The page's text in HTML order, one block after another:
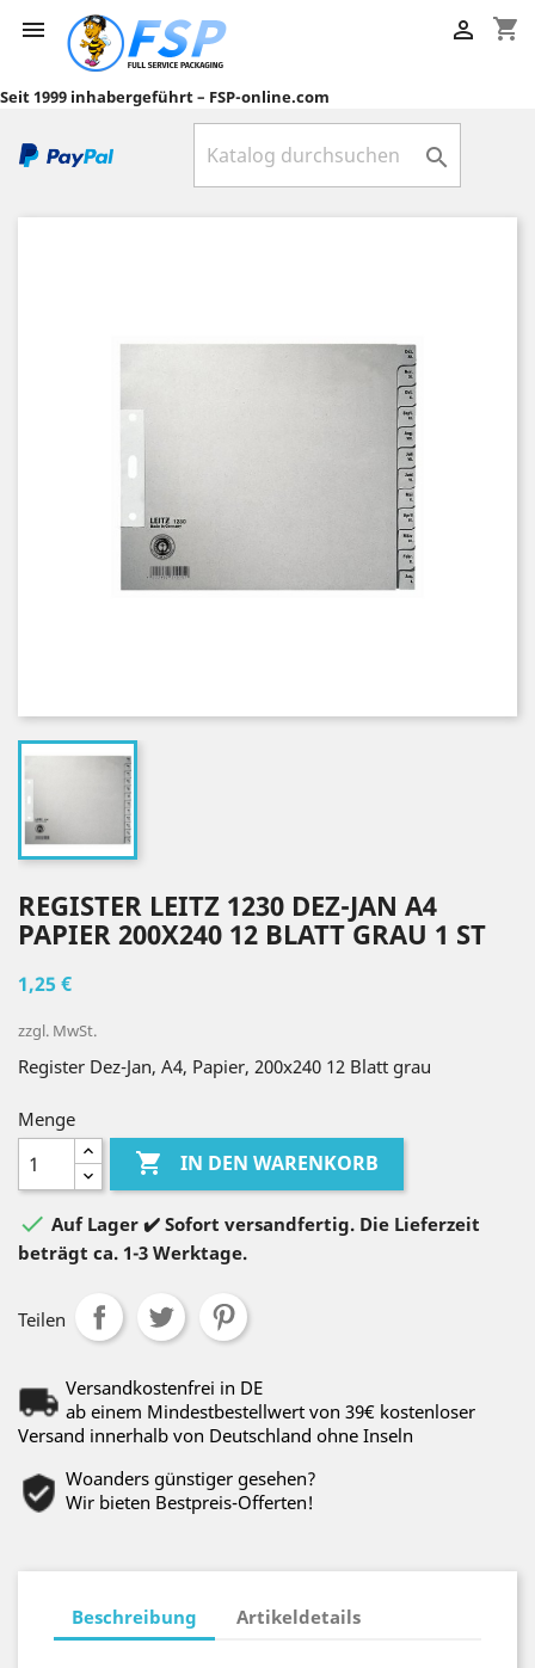
 shopping_cart

Seit 1999 inhabergeführt – FSP-online.com

REGISTER LEITZ 1230 DEZ-JAN A4
PAPIER 200X240 12 BLATT GRAU 1 ST
1,25 €
zzgl. MwSt.
Register Dez-Jan, A4, Papier, 200x240 12 Blatt grau
Menge
 IN DEN WARENKORB
 Auf Lager ✔️ Sofort versandfertig. Die Lieferzeit
beträgt ca. 1-3 Werktage.
Teilen
Versandkostenfrei in DE
ab einem Mindestbestellwert von 39€ kostenloser
Versand innerhalb von Deutschland ohne Inseln
Woanders günstiger gesehen?
Wir bieten Bestpreis-Offerten!
Beschreibung Artikeldetails